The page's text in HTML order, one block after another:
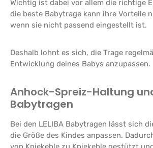
Wichtig ist dabei vor allem die richtige
die beste Babytrage kann ihre Vorteile
wenn sie nicht passend eingestellt ist.
Deshalb lohnt es sich, die Trage
Entwicklung deines Babys anzupassen.
Anhock-Spreiz-Haltung und
Babytragen
Bei den LELIBA Babytragen lässt sich
die Größe des Kindes anpassen.